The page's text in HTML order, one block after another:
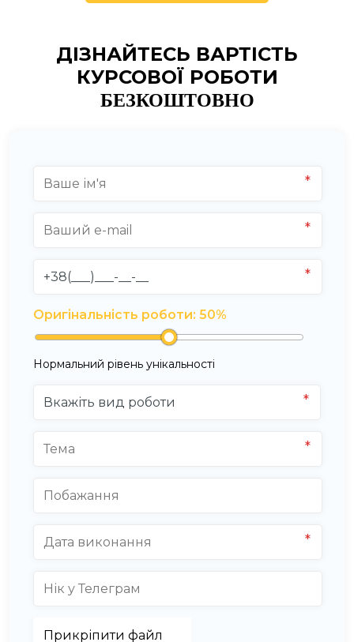
ДІЗНАЙТЕСЬ ВАРТІСТЬ
КУРСОВОЇ РОБОТИ
БЕЗКОШТОВНО
Оригінальність роботи: 50%
Нормальний рівень унікальності